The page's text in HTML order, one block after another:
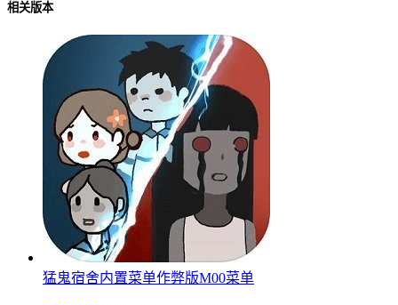
相关版本
猛鬼宿舍内置菜单作弊版M00菜单